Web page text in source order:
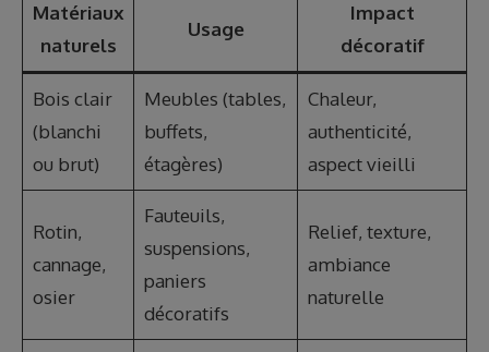
Matériaux
naturels
Usage
Impact
décoratif
Bois clair
(blanchi
ou brut)
Meubles (tables,
buffets,
étagères)
Chaleur,
authenticité,
aspect vieilli
Rotin,
cannage,
osier
Fauteuils,
suspensions,
paniers
décoratifs
Relief, texture,
ambiance
naturelle